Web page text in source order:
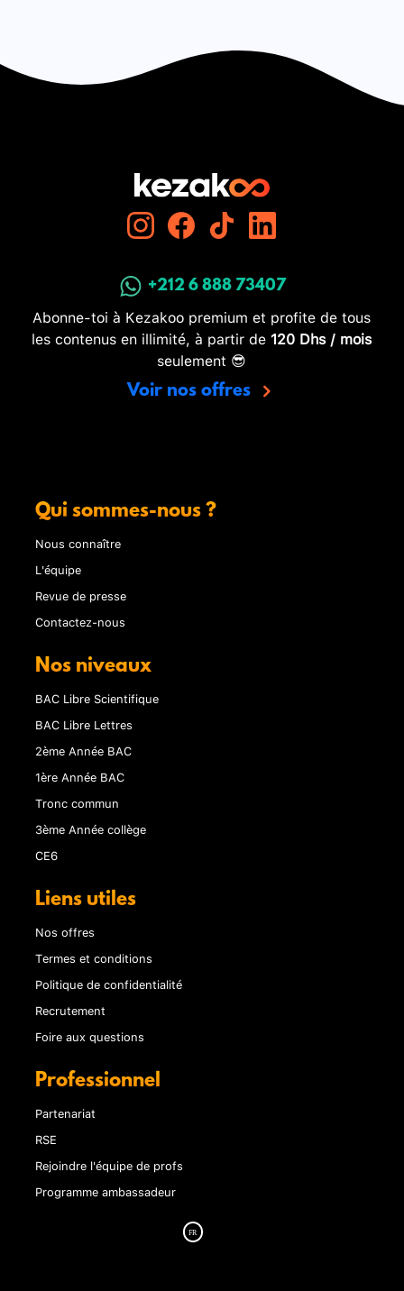
+212 6 888 73407
Abonne-toi à Kezakoo premium et profite de tous
les contenus en illimité, à partir de 120 Dhs / mois
seulement 😎
Voir nos offres
Qui sommes-nous ?
Nous connaître
L'équipe
Revue de presse
Contactez-nous
Nos niveaux
BAC Libre Scientifique
BAC Libre Lettres
2ème Année BAC
1ère Année BAC
Tronc commun
3ème Année collège
CE6
Liens utiles
Nos offres
Termes et conditions
Politique de confidentialité
Recrutement
Foire aux questions
Professionnel
Partenariat
RSE
Rejoindre l'équipe de profs
Programme ambassadeur